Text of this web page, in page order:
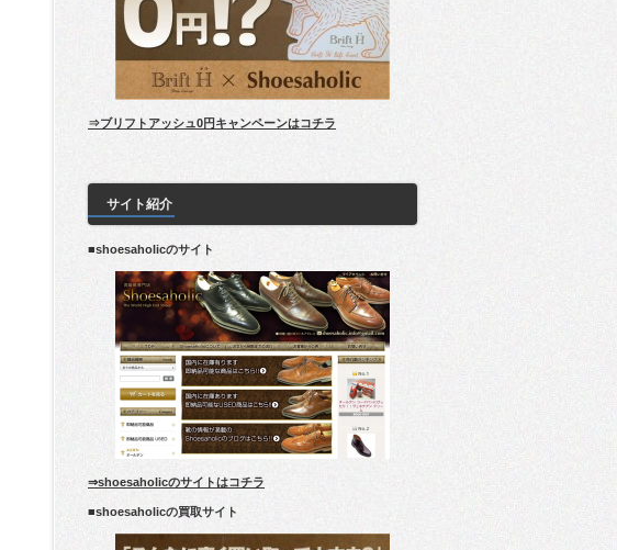
⇒ブリフトアッシュ0円キャンペーンはコチラ
サイト紹介
■shoesaholicのサイト
⇒shoesaholicのサイトはコチラ
■shoesaholicの買取サイト